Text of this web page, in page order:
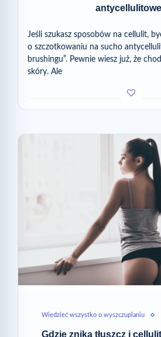
Jeśli szukasz sposobów na cellulit,
o szczotkowaniu na sucho
brushingu”. Pewnie wiesz już, że
skóry. Ale
Wiedzieć wszystko o wyszczuplaniu
Gdzie znika tłuszcz i